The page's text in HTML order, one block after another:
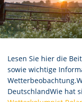
Lesen Sie hier die
sowie wichtige
DeutschlandWie hat